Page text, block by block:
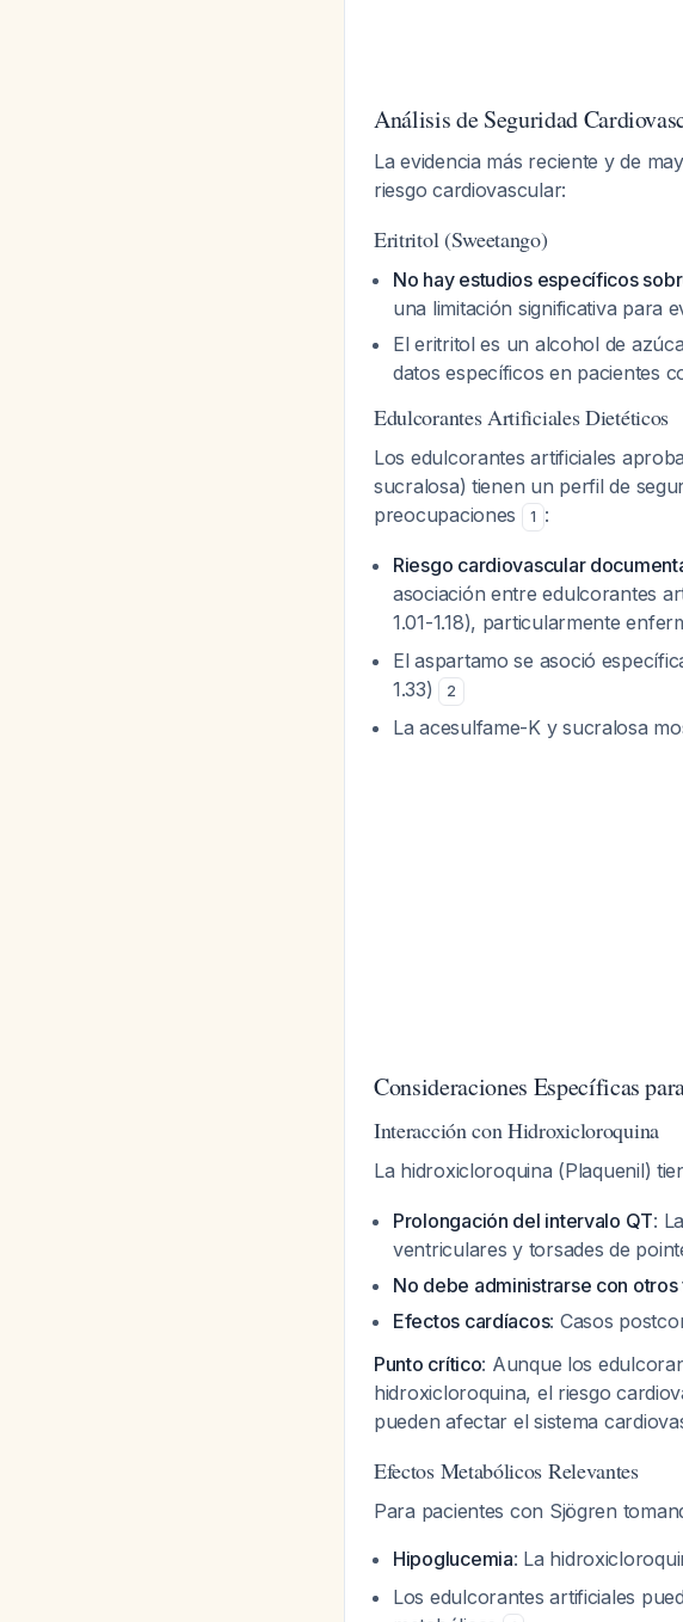
Análisis de Seguridad
La evidencia más reciente y de
riesgo cardiovascular:
Eritritol (Sweetango)
No hay estudios específicos
una limitación significativa para
El eritritol es un alcohol de
datos específicos en pacientes
Edulcorantes Artificiales Dietéticos
Los edulcorantes artificiales
sucralosa) tienen un perfil de
preocupaciones
1 :
Riesgo cardiovascular
asociación entre edulcorantes
1.01-1.18), particularmente
El aspartamo se asoció
1.33)
2
La acesulfame-K y sucralosa
Consideraciones Específicas
Interacción con Hidroxicloroquina
La hidroxicloroquina (Plaquenil)
Prolongación del intervalo QT:
ventriculares y torsades de
No debe administrarse con
Efectos cardíacos: Casos
Punto crítico: Aunque los
hidroxicloroquina, el riesgo
pueden afectar el sistema
Efectos Metabólicos Relevantes
Para pacientes con Sjögren
Hipoglucemia: La
Los edulcorantes artificiales